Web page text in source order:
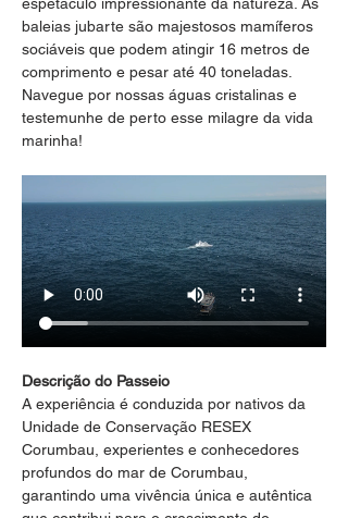
baleias jubarte são majestosos mamíferos
sociáveis que podem atingir 16 metros de
comprimento e pesar até 40 toneladas.
Navegue por nossas águas cristalinas e
testemunhe de perto esse milagre da vida
marinha!
Descrição do Passeio
A experiência é conduzida por nativos da
Unidade de Conservação RESEX
Corumbau, experientes e conhecedores
profundos do mar de Corumbau,
garantindo uma vivência única e autêntica